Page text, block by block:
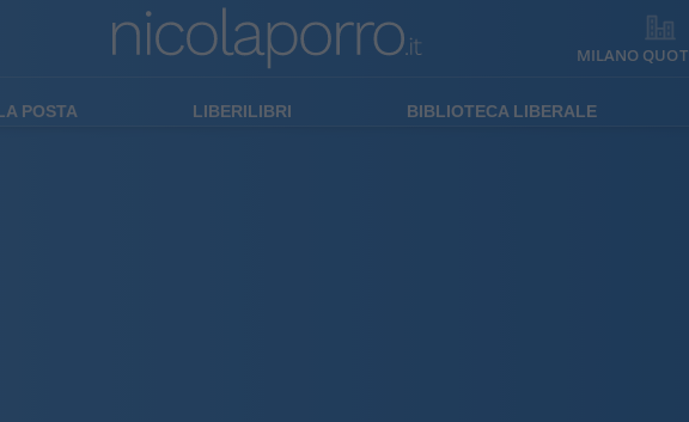
MILANO
POSTA LIBERILIBRI BIBLIOTECA LIBERALE